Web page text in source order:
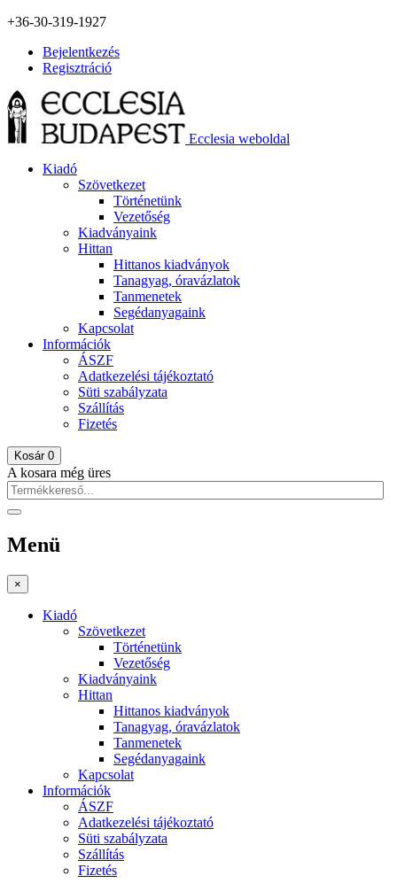
+36-30-319-1927
Bejelentkezés
Regisztráció
Ecclesia weboldal
Kiadó
Szövetkezet
Történetünk
Vezetőség
Kiadványaink
Hittan
Hittanos kiadványok
Tanagyag, óravázlatok
Tanmenetek
Segédanyagaink
Kapcsolat
Információk
ÁSZF
Adatkezelési tájékoztató
Süti szabályzata
Szállítás
Fizetés
Kosár 0
A kosara még üres
Menü
×
Kiadó
Szövetkezet
Történetünk
Vezetőség
Kiadványaink
Hittan
Hittanos kiadványok
Tanagyag, óravázlatok
Tanmenetek
Segédanyagaink
Kapcsolat
Információk
ÁSZF
Adatkezelési tájékoztató
Süti szabályzata
Szállítás
Fizetés